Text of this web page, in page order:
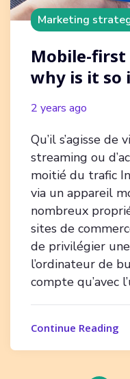
Marketing
Mobile-first
why is it so
2 years ago
Qu’il s’agisse de
streaming ou
moitié du trafic
via un appareil
nombreux
sites de
de privilégier
l’ordinateur de
compte qu’avec
Continue Reading